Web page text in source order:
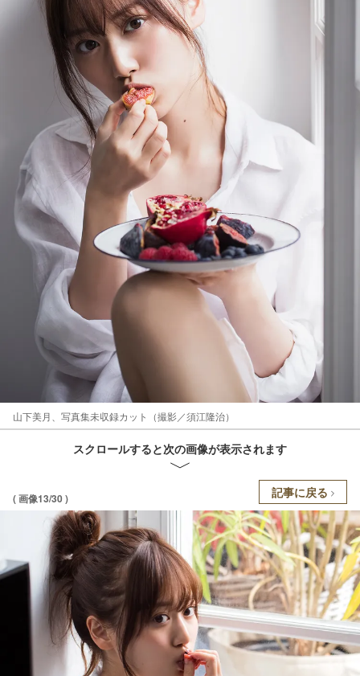
山下美月、写真集未収録カット（撮影／須江隆治）
スクロールすると次の画像が表示されます
( 画像13/30 ) 記事に戻る